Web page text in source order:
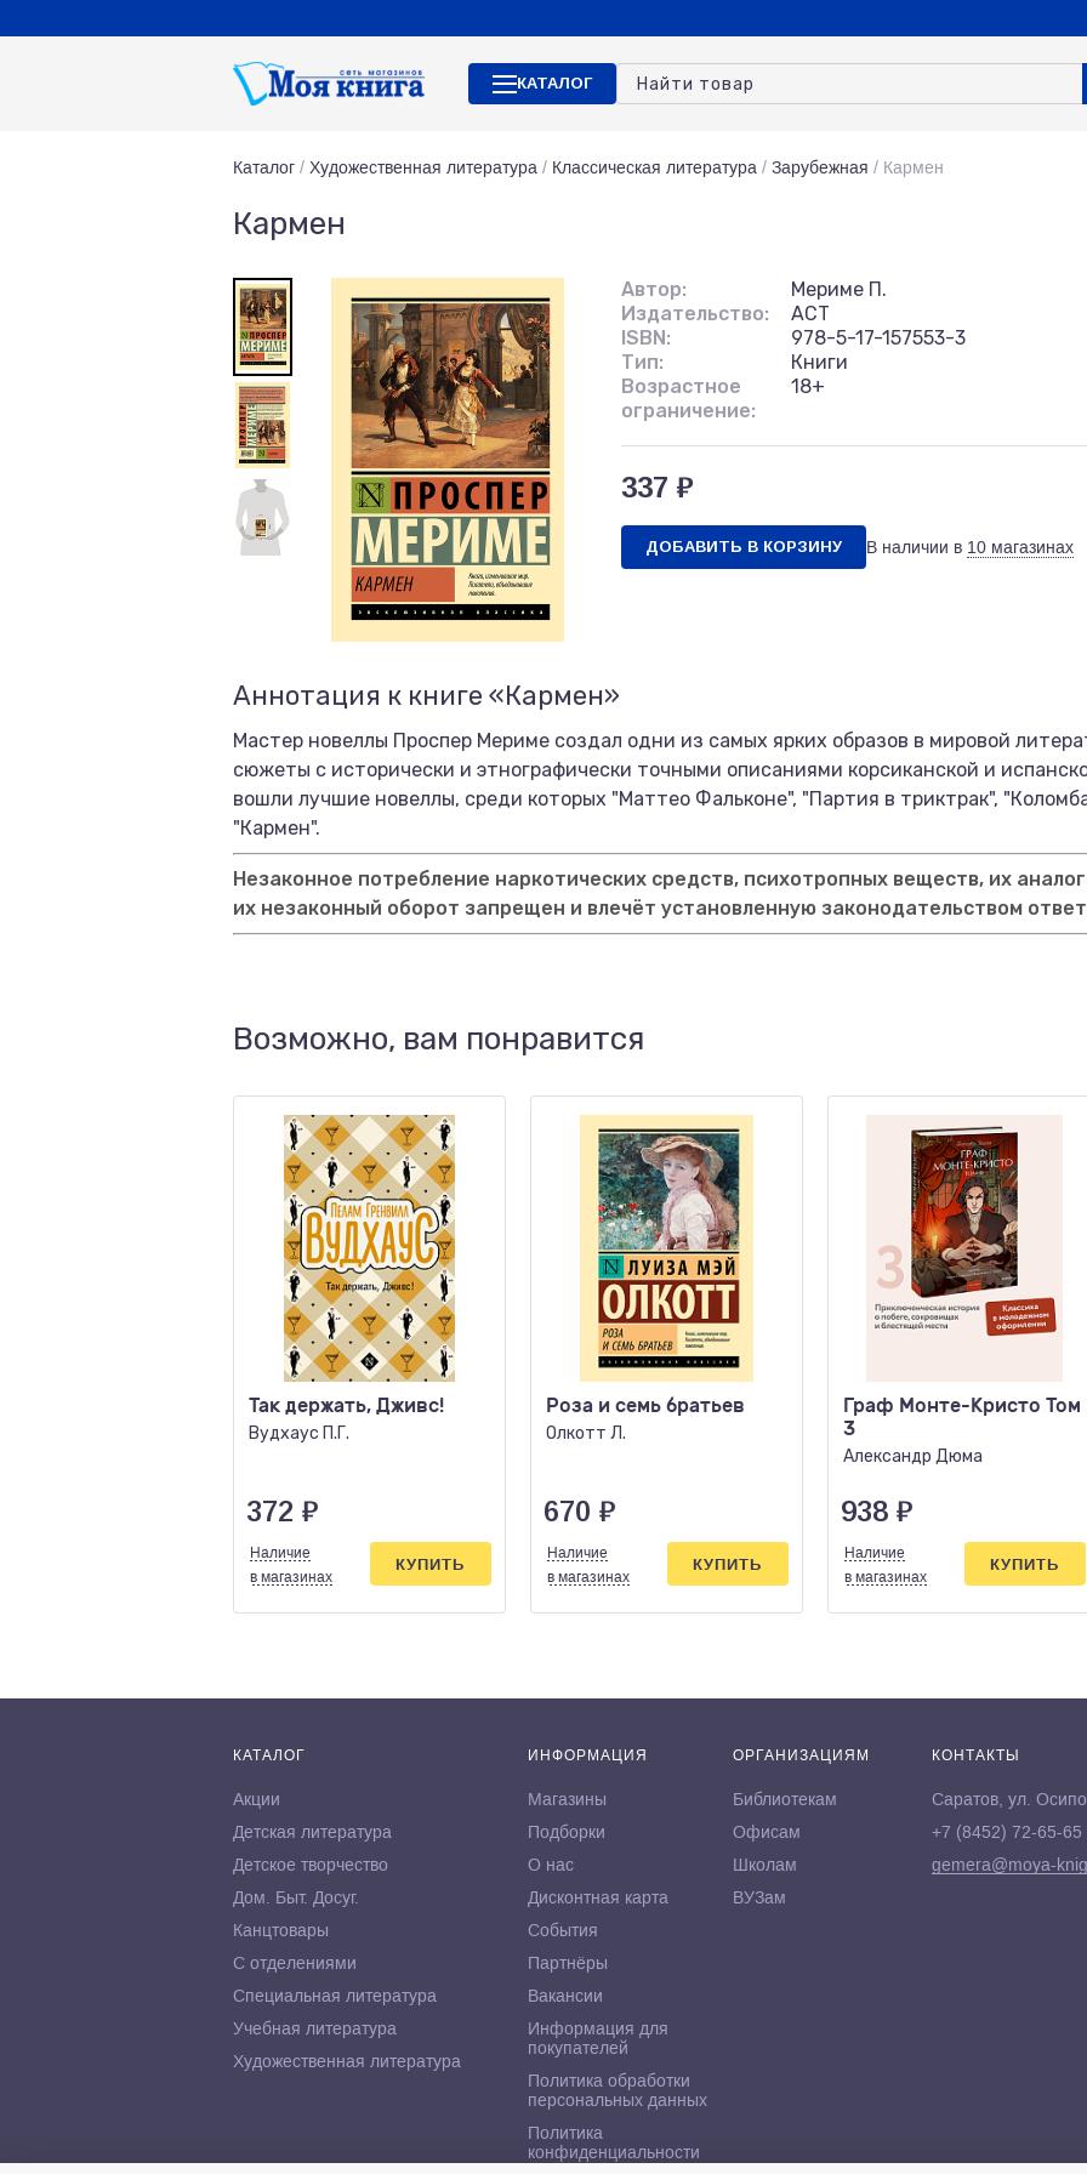
КАТАЛОГ
Каталог / Художественная литература / Классическая литература / Зарубежная / Кармен
Кармен
Автор:
Мериме П.
Издательство:
АСТ
ISBN:
978-5-17-157553-3
Тип:
Книги
Возрастное
ограничение:
18+
337 ₽
ДОБАВИТЬ В КОРЗИНУ В наличии в 10 магазинах
Аннотация к книге «Кармен»
Мастер новеллы Проспер Мериме создал одни из самых ярких образов в мировой
сюжеты с исторически и этнографически точными описаниями корсиканской и
вошли лучшие новеллы, среди которых "Маттео Фальконе", "Партия в триктрак",
"Кармен".
Незаконное потребление наркотических средств, психотропных веществ, их
их незаконный оборот запрещен и влечёт установленную законодательством
Возможно, вам понравится
Так держать, Дживс!
Вудхаус П.Г.
372 ₽
Наличие
в магазинах
КУПИТЬ
Роза и семь братьев
Олкотт Л.
670 ₽
Наличие
в магазинах
КУПИТЬ
Граф Монте-Кристо Том
3
Александр Дюма
938 ₽
Наличие
в магазинах
КУПИТЬ
КАТАЛОГ
Акции
Детская литература
Детское творчество
Дом. Быт. Досуг.
Канцтовары
С отделениями
Специальная литература
Учебная литература
Художественная литература
ИНФОРМАЦИЯ
Магазины
Подборки
О нас
Дисконтная карта
События
Партнёры
Вакансии
Информация для
покупателей
Политика обработки
персональных данных
Политика
конфиденциальности
ОРГАНИЗАЦИЯМ
Библиотекам
Офисам
Школам
ВУЗам
КОНТАКТЫ
Саратов, ул.
+7 (8452) 72-65-65
gemera@moya-